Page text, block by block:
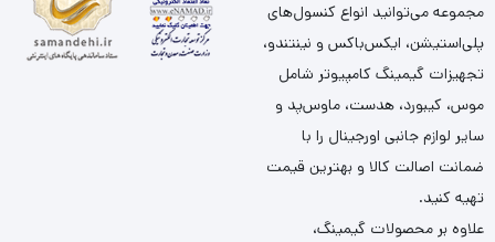
مجموعه می‌توانید انواع کنسول‌های
پلی‌استیشن، ایکس‌باکس و نینتندو،
تجهیزات گیمینگ کامپیوتر شامل
موس، کیبورد، هدست، ماوس‌پد و
سایر لوازم جانبی اورجینال را با
ضمانت اصالت کالا و بهترین قیمت
تهیه کنید.
علاوه بر محصولات گیمینگ،